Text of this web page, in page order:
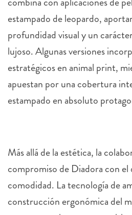
estampado de leopardo,
profundidad visual y un
lujoso. Algunas versiones
estratégicos en animal print,
apuestan por una cobertura
estampado en absoluto
compromiso de Diadora con el
comodidad. La tecnología de
construcción ergonómica del
permanecen intactas,